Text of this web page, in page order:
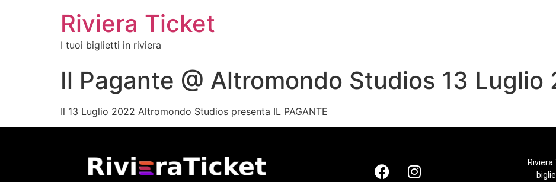
Riviera Ticket
I tuoi biglietti in riviera
Il Pagante @ Altromondo Studios 13 Luglio
Il 13 Luglio 2022 Altromondo Studios presenta IL PAGANTE